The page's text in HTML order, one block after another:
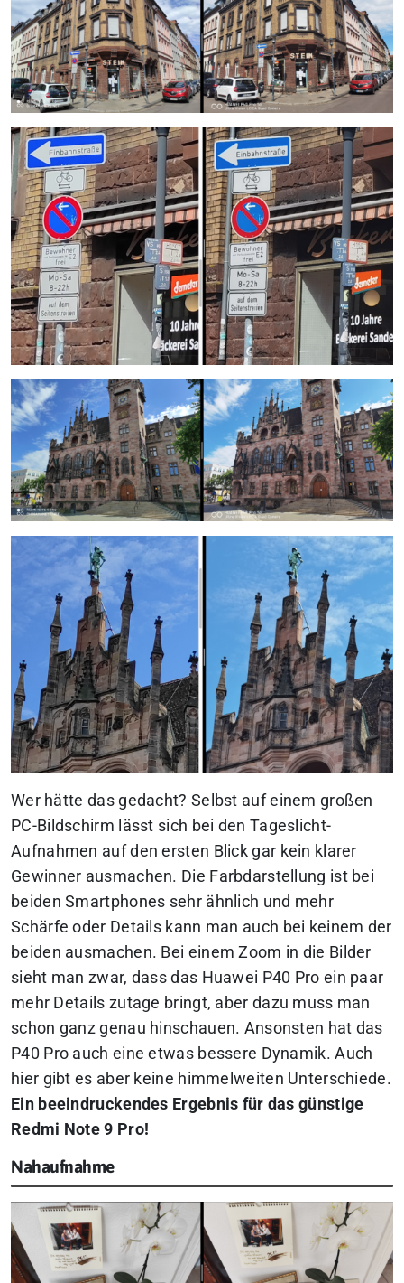
Wer hätte das gedacht? Selbst auf einem großen
PC-Bildschirm lässt sich bei den Tageslicht-
Aufnahmen auf den ersten Blick gar kein klarer
Gewinner ausmachen. Die Farbdarstellung ist bei
beiden Smartphones sehr ähnlich und mehr
Schärfe oder Details kann man auch bei keinem der
beiden ausmachen. Bei einem Zoom in die Bilder
sieht man zwar, dass das Huawei P40 Pro ein paar
mehr Details zutage bringt, aber dazu muss man
schon ganz genau hinschauen. Ansonsten hat das
P40 Pro auch eine etwas bessere Dynamik. Auch
hier gibt es aber keine himmelweiten Unterschiede.
Ein beeindruckendes Ergebnis für das günstige
Redmi Note 9 Pro!
Nahaufnahme